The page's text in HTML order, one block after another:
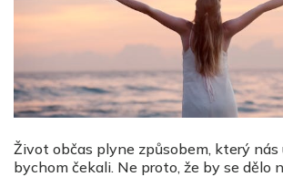
Život občas plyne způsobem, který nás
bychom čekali. Ne proto, že by se dělo